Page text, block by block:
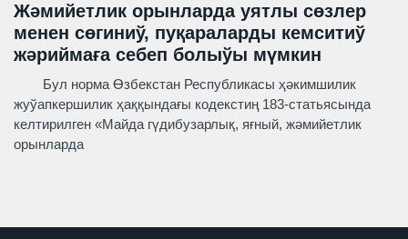
Жәмийетлик орынларда уятлы сөзлер
менен сөгиниў, пуқараларды кемситиў
жәриймаға себеп болыўы мүмкин
Бул норма Өзбекстан Республикасы ҳәкимшилик
жуўапкершилик ҳаққындағы кодекстиң 183-статьясында
келтирилген «Майда гүдибузарлық, яғный, жәмийетлик
орынларда